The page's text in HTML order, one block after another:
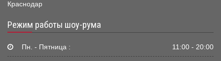
Краснодар
Режим работы шоу-рума
Пн. - Пятница : 11:00 - 20:00